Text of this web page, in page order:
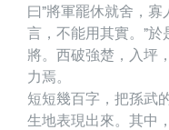
曰”將軍罷休就舍，寡
言，不能用其實。”
將。西破強楚，入坪
力焉。
短短幾百字，把孫武
生地表現出來。其中